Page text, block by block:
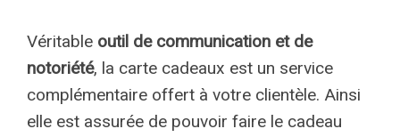
Véritable outil de communication et de
notoriété, la carte cadeaux est un service
complémentaire offert à votre clientèle. Ainsi
elle est assurée de pouvoir faire le cadeau